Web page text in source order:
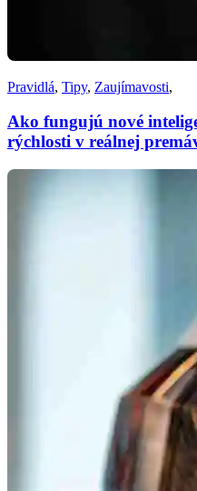
Pravidlá, Tipy, Zaujímavosti,
Ako fungujú nové
rýchlosti v reálnej